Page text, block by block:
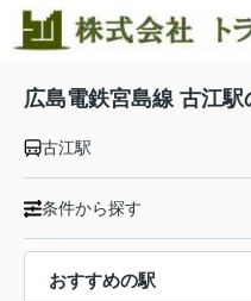
広島電鉄宮島線 古江
古江駅
条件から探す
おすすめの駅